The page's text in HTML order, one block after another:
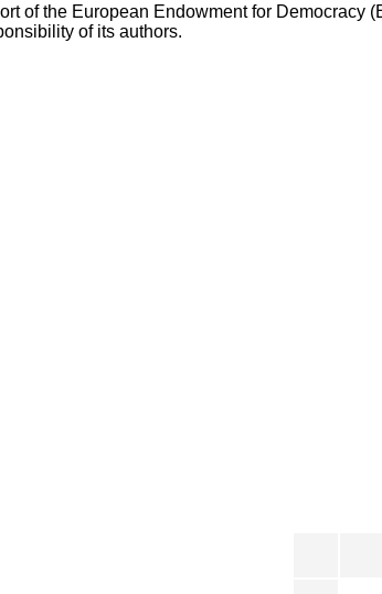
of the European Endowment for
of its authors.